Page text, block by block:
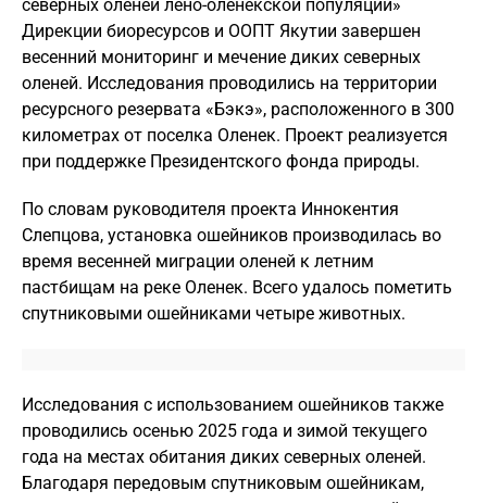
северных оленей лено-оленекской популяции»
Дирекции биоресурсов и ООПТ Якутии завершен
весенний мониторинг и мечение диких северных
оленей. Исследования проводились на территории
ресурсного резервата «Бэкэ», расположенного в 300
километрах от поселка Оленек. Проект реализуется
при поддержке Президентского фонда природы.
По словам руководителя проекта Иннокентия
Слепцова, установка ошейников производилась во
время весенней миграции оленей к летним
пастбищам на реке Оленек. Всего удалось пометить
спутниковыми ошейниками четыре животных.
Исследования с использованием ошейников также
проводились осенью 2025 года и зимой текущего
года на местах обитания диких северных оленей.
Благодаря передовым спутниковым ошейникам,